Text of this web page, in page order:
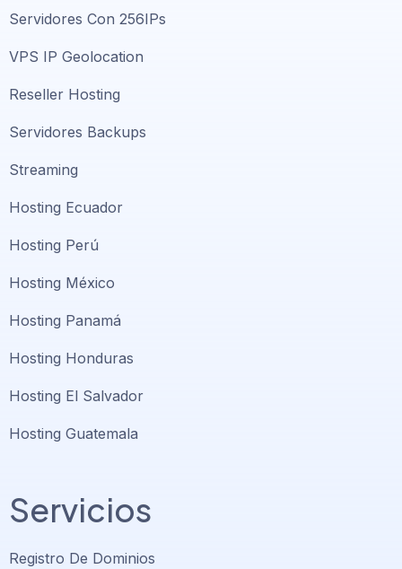
Servidores Con 256IPs
VPS IP Geolocation
Reseller Hosting
Servidores Backups
Streaming
Hosting Ecuador
Hosting Perú
Hosting México
Hosting Panamá
Hosting Honduras
Hosting El Salvador
Hosting Guatemala
Servicios
Registro De Dominios